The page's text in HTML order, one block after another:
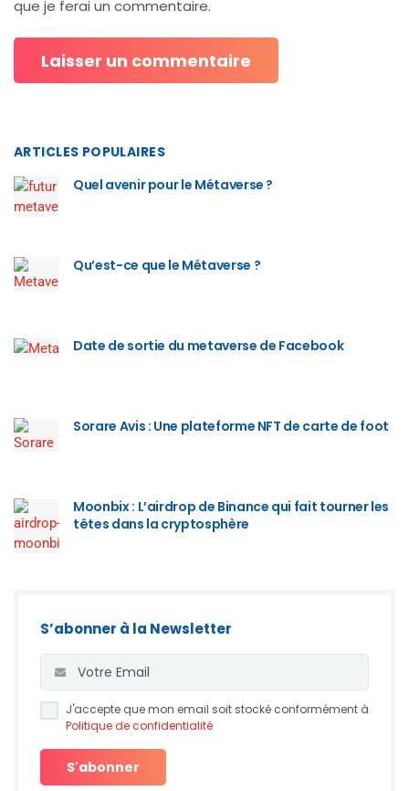
que je ferai un commentaire.
ARTICLES POPULAIRES
Quel avenir pour le Métaverse ?
Qu’est-ce que le Métaverse ?
Date de sortie du metaverse de Facebook
Sorare Avis : Une plateforme NFT de carte de foot
Moonbix : L’airdrop de Binance qui fait tourner les
têtes dans la cryptosphère
S’abonner à la Newsletter
J'accepte que mon email soit stocké conformément à
Politique de confidentialité